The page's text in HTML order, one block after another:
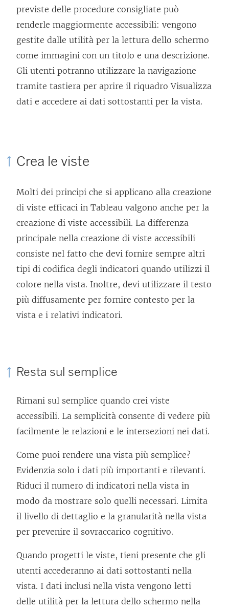
previste delle procedure consigliate può
renderle maggiormente accessibili: vengono
gestite dalle utilità per la lettura dello schermo
come immagini con un titolo e una descrizione.
Gli utenti potranno utilizzare la navigazione
tramite tastiera per aprire il riquadro Visualizza
dati e accedere ai dati sottostanti per la vista.
Crea le viste
Molti dei principi che si applicano alla creazione
di viste efficaci in Tableau valgono anche per la
creazione di viste accessibili. La differenza
principale nella creazione di viste accessibili
consiste nel fatto che devi fornire sempre altri
tipi di codifica degli indicatori quando utilizzi il
colore nella vista. Inoltre, devi utilizzare il testo
più diffusamente per fornire contesto per la
vista e i relativi indicatori.
Resta sul semplice
Rimani sul semplice quando crei viste
accessibili. La semplicità consente di vedere più
facilmente le relazioni e le intersezioni nei dati.
Come puoi rendere una vista più semplice?
Evidenzia solo i dati più importanti e rilevanti.
Riduci il numero di indicatori nella vista in
modo da mostrare solo quelli necessari. Limita
il livello di dettaglio e la granularità nella vista
per prevenire il sovraccarico cognitivo.
Quando progetti le viste, tieni presente che gli
utenti accederanno ai dati sottostanti nella
vista. I dati inclusi nella vista vengono letti
delle utilità per la lettura dello schermo nella